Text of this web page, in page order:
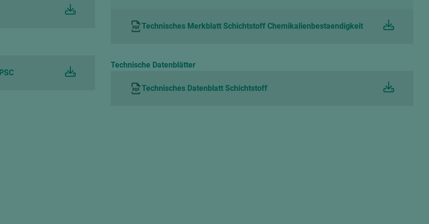
Technisches Merkblatt Schichtstoff Chemikalienbestaendigkeit
Technische Datenblätter
Technisches Datenblatt Schichtstoff